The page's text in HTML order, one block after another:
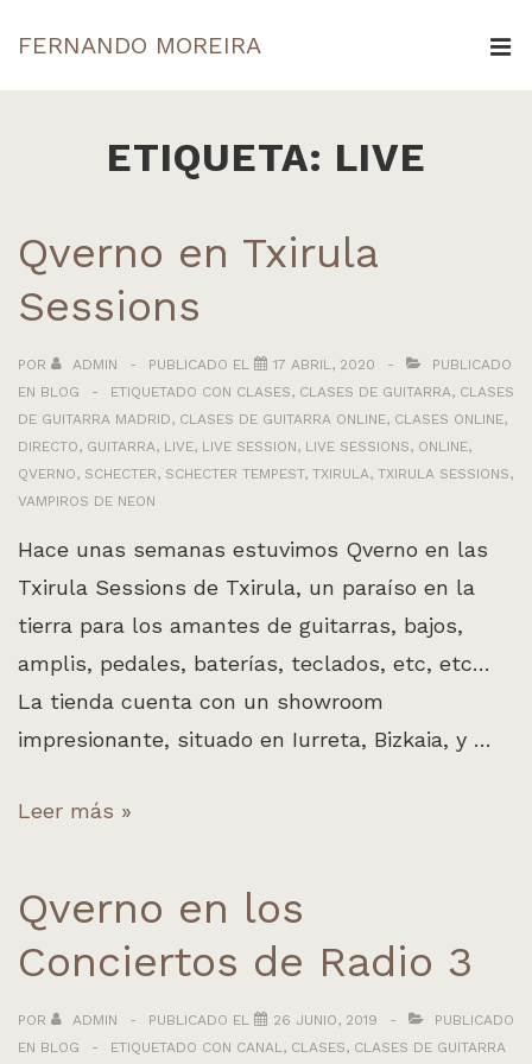
Saltar
al
FERNANDO MOREIRA
ETIQUETA: LIVE
Qverno en Txirula
Sessions
POR ADMIN PUBLICADO EL 17 ABRIL, 2020
PUBLICADO
EN BLOG ETIQUETADO CON CLASES, CLASES DE GUITARRA, CLASES
DE GUITARRA MADRID, CLASES DE GUITARRA ONLINE, CLASES ONLINE,
DIRECTO, GUITARRA, LIVE, LIVE SESSION, LIVE SESSIONS, ONLINE,
QVERNO, SCHECTER, SCHECTER TEMPEST, TXIRULA, TXIRULA SESSIONS,
VAMPIROS DE NEON
Hace unas semanas estuvimos Qverno en las
Txirula Sessions de Txirula, un paraíso en la
tierra para los amantes de guitarras, bajos,
amplis, pedales, baterías, teclados, etc, etc…
La tienda cuenta con un showroom
impresionante, situado en Iurreta, Bizkaia, y …
Qverno
Sessions
Leer más »
Qverno en los
Conciertos de Radio 3
POR ADMIN PUBLICADO EL 26 JUNIO, 2019
PUBLICADO
EN BLOG ETIQUETADO CON CANAL, CLASES, CLASES DE GUITARRA